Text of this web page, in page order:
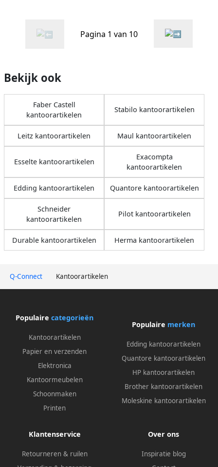
Q-Connect Kantoorartikelen
Pagina 1 van 10
Bekijk ook
Faber Castell
kantoorartikelen
Stabilo kantoorartikelen
Leitz kantoorartikelen Maul kantoorartikelen
Esselte kantoorartikelen
Exacompta
kantoorartikelen
Edding kantoorartikelen Quantore kantoorartikelen
Schneider
kantoorartikelen
Pilot kantoorartikelen
Durable kantoorartikelen Herma kantoorartikelen
Populaire categorieën
Kantoorartikelen
Papier en verzenden
Elektronica
Kantoormeubelen
Schoonmaken
Printen
Populaire merken
Edding kantoorartikelen
Quantore kantoorartikelen
HP kantoorartikelen
Brother kantoorartikelen
Moleskine kantoorartikelen
Klantenservice
Retourneren & ruilen
Over ons
Inspiratie blog